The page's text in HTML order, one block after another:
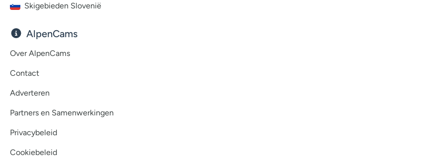
Skigebieden Slovenië
AlpenCams
Over AlpenCams
Contact
Adverteren
Partners en Samenwerkingen
Privacybeleid
Cookiebeleid